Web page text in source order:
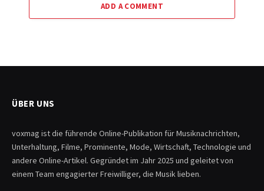
ADD A COMMENT
ÜBER UNS
voxmag ist die führende Online-Publikation für Musiknachrichten,
Unterhaltung, Filme, Prominente, Mode, Wirtschaft, Technologie und
andere Online-Artikel. Gegründet im Jahr 2025 und geleitet von
einem Team engagierter Freiwilliger, die Musik lieben.